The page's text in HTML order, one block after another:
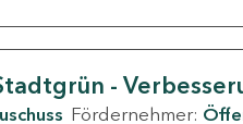
-
Fördernehmer: